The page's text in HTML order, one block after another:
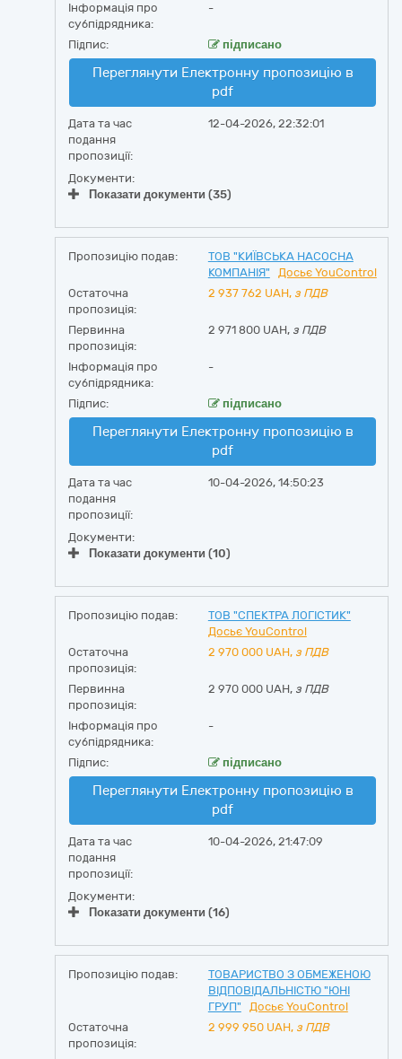
Інформація про
субпідрядника:
-
Підпис: підписано
Переглянути Електронну пропозицію в
pdf
Дата та час
подання
пропозиції:
12-04-2026, 22:32:01
Документи:
Показати документи (35)
Пропозицію подав:
ТОВ "КИЇВСЬКА НАСОСНА
КОМПАНІЯ"
Досьє YouControl
Остаточна
пропозиція:
2 937 762 UAH, з ПДВ
Первинна
пропозиція:
2 971 800 UAH, з ПДВ
Інформація про
субпідрядника:
-
Підпис: підписано
Переглянути Електронну пропозицію в
pdf
Дата та час
подання
пропозиції:
10-04-2026, 14:50:23
Документи:
Показати документи (10)
Пропозицію подав:
ТОВ "СПЕКТРА ЛОГІСТИК"
Досьє YouControl
Остаточна
пропозиція:
2 970 000 UAH, з ПДВ
Первинна
пропозиція:
2 970 000 UAH, з ПДВ
Інформація про
субпідрядника:
-
Підпис: підписано
Переглянути Електронну пропозицію в
pdf
Дата та час
подання
пропозиції:
10-04-2026, 21:47:09
Документи:
Показати документи (16)
Пропозицію подав:
ТОВАРИСТВО З ОБМЕЖЕНОЮ
ВІДПОВІДАЛЬНІСТЮ "ЮНІ
ГРУП"
Досьє YouControl
Остаточна
пропозиція:
2 999 950 UAH, з ПДВ